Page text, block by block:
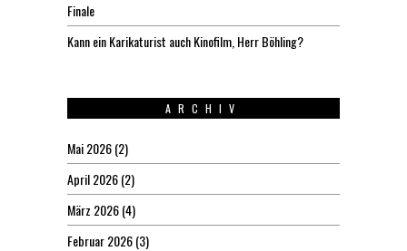
Finale
Kann ein Karikaturist auch Kinofilm, Herr Böhling?
ARCHIV
Mai 2026(2)
April 2026(2)
März 2026(4)
Februar 2026(3)